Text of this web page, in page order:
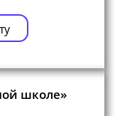
школе»